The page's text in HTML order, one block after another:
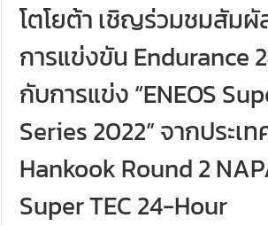
โตโยต้า เชิญร่วมชมสัม
การแข่งขัน Endurance
กับการแข่ง “ENEOS
Series 2022” จากประ
Hankook Round 2
Super TEC 24-Hour